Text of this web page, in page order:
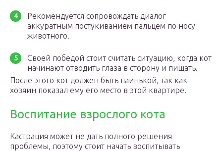
Рекомендуется сопровождать диалог
аккуратным постукиванием пальцем по носу
животного.
Своей победой стоит считать ситуацию, когда кот
начинают отводить глаза в сторону и пищать.
После этого кот должен быть паинькой, так как
хозяин показал ему его место в этой квартире.
Воспитание взрослого кота
Кастрация может не дать полного решения
проблемы, поэтому стоит начать воспитывать